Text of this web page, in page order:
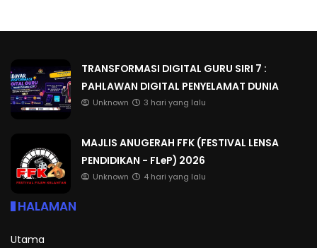
TRANSFORMASI DIGITAL GURU SIRI 7 :
PAHLAWAN DIGITAL PENYELAMAT DUNIA
Unknown 3 hari yang lalu
MAJLIS ANUGERAH FFK (FESTIVAL LENSA
PENDIDIKAN - FLeP) 2026
Unknown 4 hari yang lalu
HALAMAN
Utama